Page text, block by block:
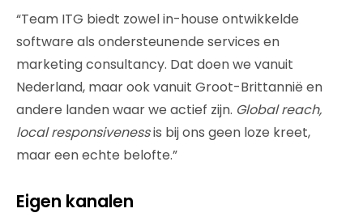
“Team ITG biedt zowel in-house ontwikkelde
software als ondersteunende services en
marketing consultancy. Dat doen we vanuit
Nederland, maar ook vanuit Groot-Brittannië en
andere landen waar we actief zijn. Global reach,
local responsivenessis bij ons geen loze kreet,
maar een echte belofte.”
Eigen kanalen